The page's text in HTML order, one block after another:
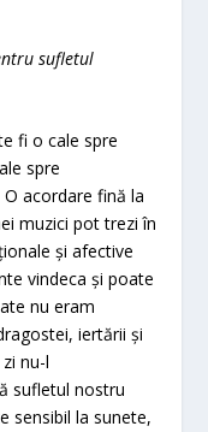
sufletul
fi o cale spre
spre
acordare fină la
muzici pot trezi în
și afective
vindeca și poate
nu eram
iertării și
nu-l
sufletul nostru
sensibil la sunete,